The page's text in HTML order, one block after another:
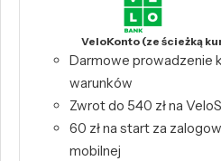
VeloKonto (ze ścieżką
Darmowe prowadzenie
warunków
Zwrot do 540 zł na
60 zł na start za
mobilnej